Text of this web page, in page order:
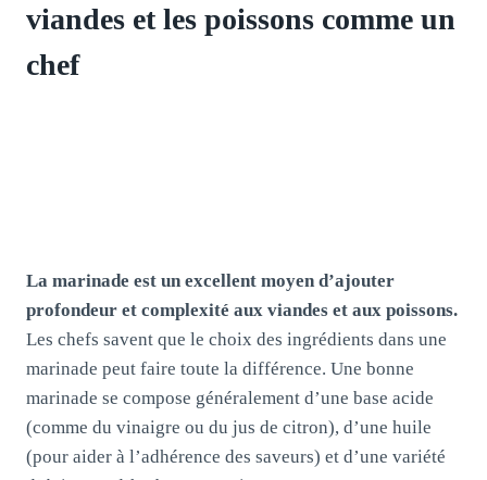
viandes et les poissons comme un
chef
La marinade est un excellent moyen d’ajouter
profondeur et complexité aux viandes et aux poissons.
Les chefs savent que le choix des ingrédients dans une
marinade peut faire toute la différence. Une bonne
marinade se compose généralement d’une base acide
(comme du vinaigre ou du jus de citron), d’une huile
(pour aider à l’adhérence des saveurs) et d’une variété